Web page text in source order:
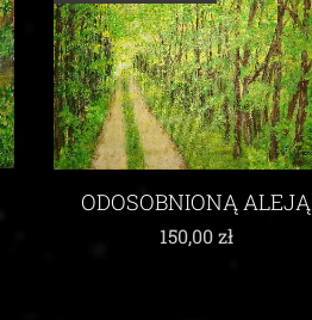
ODOSOBNIONĄ ALEJĄ
150,00zł